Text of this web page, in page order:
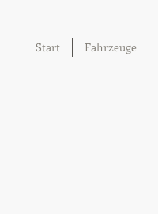
Start Fahrzeuge